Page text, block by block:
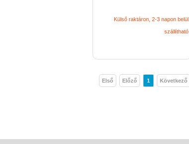
Külső raktáron, 2-3 napon belül
szállítható
Első Előző 1 Következő